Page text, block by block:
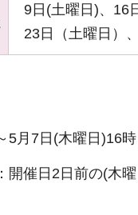
9日(土曜日)、16
23日（土曜日）
5月7日(木曜日)16
開催日2日前の(木